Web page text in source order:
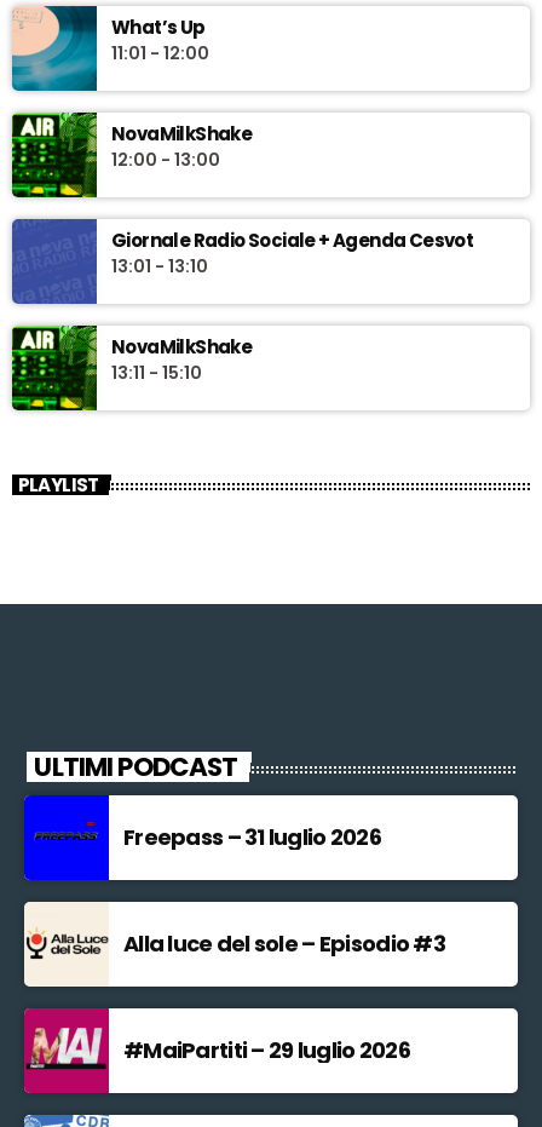
What’s Up
11:01 - 12:00
NovaMilkShake
12:00 - 13:00
Giornale Radio Sociale + Agenda Cesvot
13:01 - 13:10
NovaMilkShake
13:11 - 15:10
PLAYLIST
ULTIMI PODCAST
Freepass – 31 luglio 2026
Alla luce del sole – Episodio #3
#MaiPartiti – 29 luglio 2026